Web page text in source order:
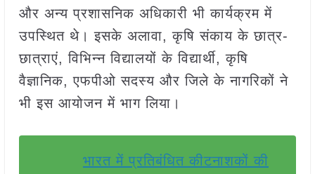
और अन्य प्रशासनिक अधिकारी भी कार्यक्रम में
उपस्थित थे। इसके अलावा, कृषि संकाय के छात्र-
छात्राएं, विभिन्न विद्यालयों के विद्यार्थी, कृषि
वैज्ञानिक, एफपीओ सदस्य और जिले के नागरिकों ने
भी इस आयोजन में भाग लिया।
भारत में प्रतिबंधित कीटनाशकों की